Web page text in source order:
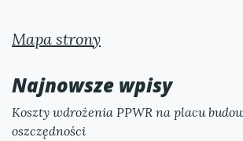
Mapa strony
Najnowsze wpisy
Koszty wdrożenia PPWR na placu
oszczędności